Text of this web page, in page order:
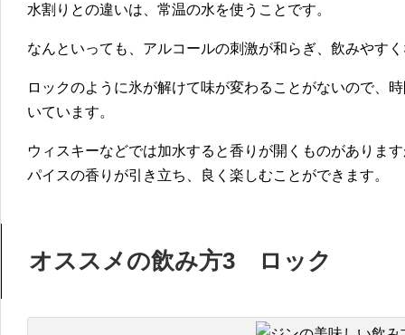
水割りとの違いは、常温の水を使うことです。
なんといっても、アルコールの刺激が和らぎ、飲みやす
ロックのように氷が解けて味が変わることがないので、
いています。
ウィスキーなどでは加水すると香りが開くものがありま
パイスの香りが引き立ち、良く楽しむことができます。
オススメの飲み方3 ロック